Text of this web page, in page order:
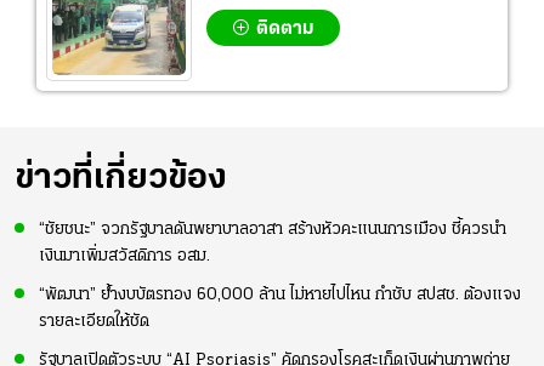
ติดตาม
ข่าวที่เกี่ยวข้อง
“ชัยชนะ” จวกรัฐบาลดันพยาบาลอาสา สร้างหัวคะแนนการเมือง ชี้ควรนำ
เงินมาเพิ่มสวัสดิการ อสม.
“พัฒนา” ย้ำงบบัตรทอง 60,000 ล้าน ไม่หายไปไหน กำชับ สปสช. ต้องแจง
รายละเอียดให้ชัด
รัฐบาลเปิดตัวระบบ “AI Psoriasis” คัดกรองโรคสะเก็ดเงินผ่านภาพถ่าย